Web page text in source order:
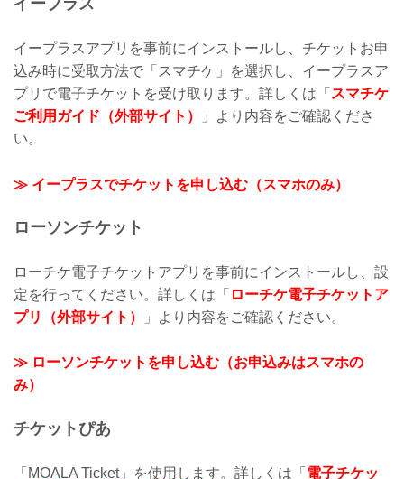
イープラス
イープラスアプリを事前にインストールし、チケットお申
込み時に受取方法で「スマチケ」を選択し、イープラスア
プリで電子チケットを受け取ります。詳しくは「 スマチケ
ご利用ガイド（外部サイト）
」より内容をご確認くださ
い。
≫ イープラスでチケットを申し込む（スマホのみ）
ローソンチケット
ローチケ電子チケットアプリを事前にインストールし、設
定を行ってください。詳しくは「 ローチケ電子チケットア
プリ（外部サイト）
」より内容をご確認ください。
≫ ローソンチケットを申し込む（お申込みはスマホの
み）
チケットぴあ
「MOALA Ticket」を使用します。詳しくは「 電子チケッ